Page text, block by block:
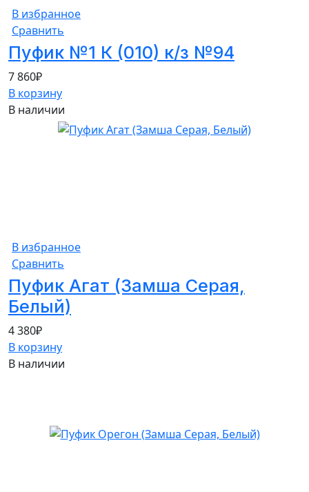
В избранное
Сравнить
Пуфик №1 К (010) к/з №94
7 860₽
В корзину
В наличии
В избранное
Сравнить
Пуфик Агат (Замша Серая,
Белый)
4 380₽
В корзину
В наличии